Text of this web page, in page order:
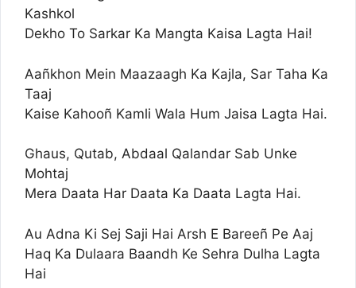
Kashkol
Dekho To Sarkar Ka Mangta Kaisa Lagta Hai!
Aañkhon Mein Maazaagh Ka Kajla, Sar Taha Ka
Taaj
Kaise Kahooñ Kamli Wala Hum Jaisa Lagta Hai.
Ghaus, Qutab, Abdaal Qalandar Sab Unke
Mohtaj
Mera Daata Har Daata Ka Daata Lagta Hai.
Au Adna Ki Sej Saji Hai Arsh E Bareeñ Pe Aaj
Haq Ka Dulaara Baandh Ke Sehra Dulha Lagta
Hai